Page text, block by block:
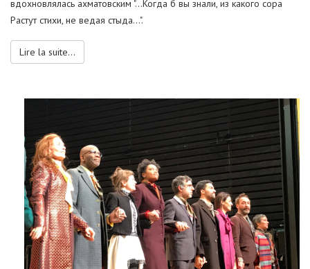
вдохновлялась ахматовским "...Когда б вы знали, из какого сора
Растут стихи, не ведая стыда...".
Lire la suite...